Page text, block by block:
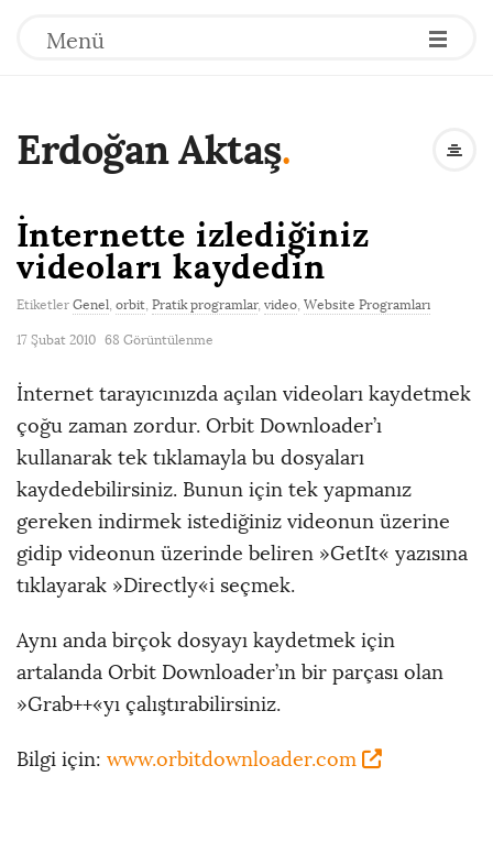
Menü
Erdoğan Aktaş.
İnternette izlediğiniz
videoları kaydedin
Etiketler Genel, orbit, Pratik programlar, video, Website Programları
17 Şubat 2010 68 Görüntülenme
İnternet tarayıcınızda açılan videoları kaydetmek
çoğu zaman zordur. Orbit Downloader’ı
kullanarak tek tıklamayla bu dosyaları
kaydedebilirsiniz. Bunun için tek yapmanız
gereken indirmek istediğiniz videonun üzerine
gidip videonun üzerinde beliren »GetIt« yazısına
tıklayarak »Directly«i seçmek.
Aynı anda birçok dosyayı kaydetmek için
artalanda Orbit Downloader’ın bir parçası olan
»Grab++«yı çalıştırabilirsiniz.
Bilgi için: www.orbitdownloader.com